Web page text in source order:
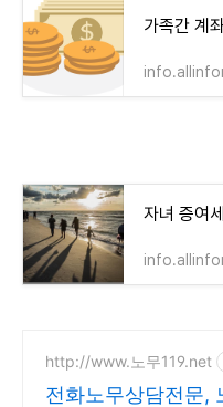
가족간 계
자녀 증여
http://www.노무119.net
전화노무상담전문,